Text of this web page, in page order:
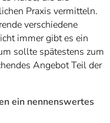
Praxis vermitteln.
verschiedene
immer gibt es ein
sollte spätestens zum
Angebot Teil der
ein nennenswertes